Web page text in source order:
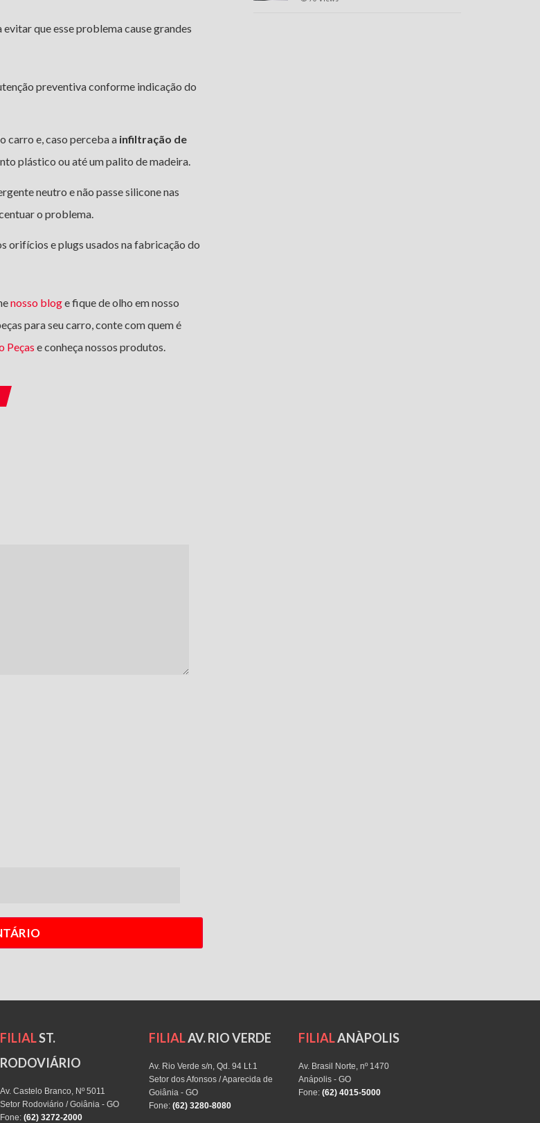
que esse problema cause grandes
preventiva conforme indicação do
carro e, caso perceba a infiltração de
plástico ou até um palito de madeira.
neutro e não passe silicone nas
o problema.
orifícios e plugs usados na fabricação do
nosso bloge fique de olho em nosso
para seu carro, conte com quem é
Peças e conheça nossos produtos.
FILIALST.
RODOVIÁRIO
Av. Castelo Branco, Nº 5011
Setor Rodoviário / Goiânia - GO
Fone: (62) 3272-2000
FILIALAV. RIO VERDE
Av. Rio Verde s/n, Qd. 94 Lt.1
Setor dos Afonsos / Aparecida de
Goiânia - GO
Fone:(62) 3280-8080
FILIALANÀPOLIS
Av. Brasil Norte, nº 1470
Anápolis - GO
Fone:(62) 4015-5000